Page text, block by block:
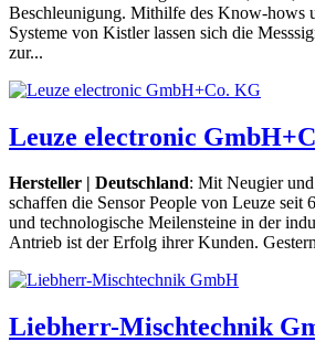
Beschleunigung. Mithilfe des Know-hows
Systeme von Kistler lassen sich die
zur...
Leuze electronic
Hersteller | Deutschland: Mit Neugier
schaffen die Sensor People von Leuze seit
und technologische Meilensteine in der
Antrieb ist der Erfolg ihrer Kunden.
Liebherr-Mischtechnik